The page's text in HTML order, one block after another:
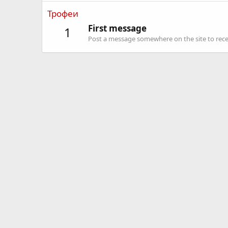
Трофеи
1 First message
Post a message somewhere on the site to